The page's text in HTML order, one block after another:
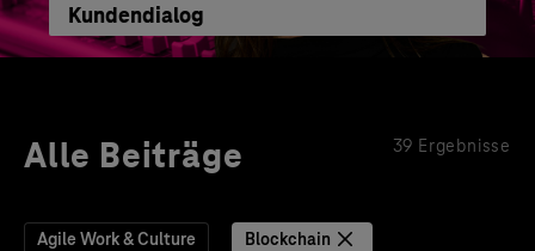
Kundendialog
Alle Beiträge 39 Ergebnisse
Agile Work & Culture Blockchain